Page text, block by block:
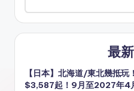
最
【日本】北海道/東北幾抵
$3,587起！9月至2027年4